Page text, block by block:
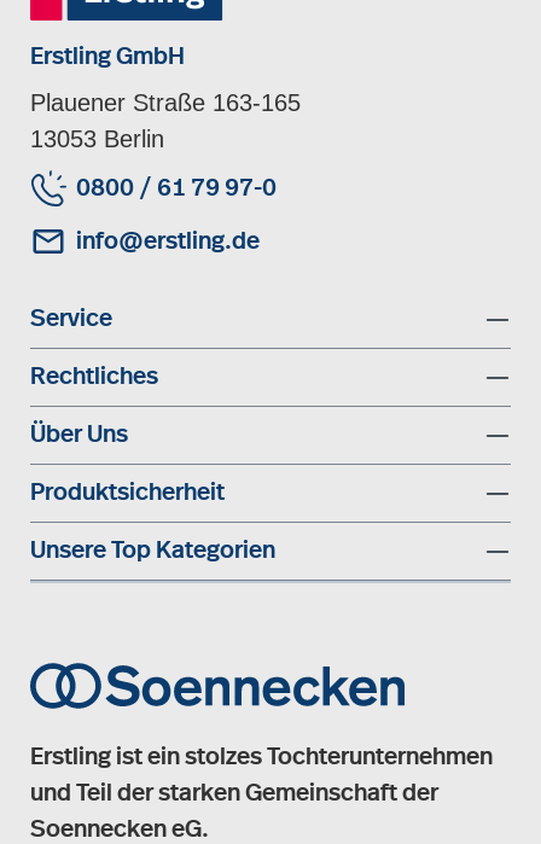
Erstling GmbH
Plauener Straße 163-165
13053 Berlin
0800 / 61 79 97-0
info@erstling.de
Service
Rechtliches
Über Uns
Produktsicherheit
Unsere Top Kategorien
Erstling ist ein stolzes Tochterunternehmen
und Teil der starken Gemeinschaft der
Soennecken eG.